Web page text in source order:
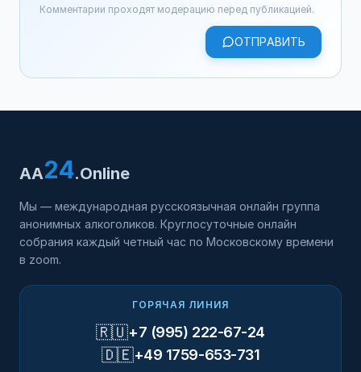
Комментарии проходят модерацию перед публикацией.
ОТПРАВИТЬ
AA24.Online
Мы — международная русскоязычная онлайн группа
анонимных алкоголиков. Круглосуточные онлайн
собрания каждый четный час по Московскому времени
в zoom.
ГОРЯЧАЯ ЛИНИЯ
🇷🇺+7 (995) 222-67-24
🇩🇪+49 1759-653-731